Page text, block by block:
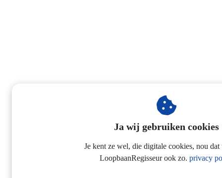
Ja wij gebruiken cookies
Je kent ze wel, die digitale cookies, nou
LoopbaanRegisseur ook zo. privacy